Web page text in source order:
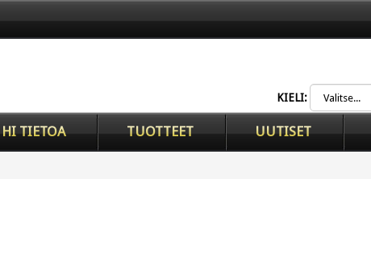
KIELI:
HI TIETOA TUOTTEET UUTISET